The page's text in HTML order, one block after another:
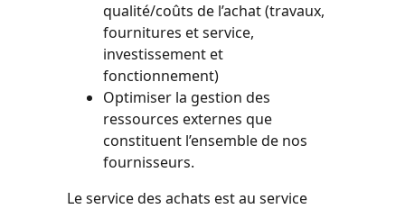
qualité/coûts de l’achat (travaux,
fournitures et service,
investissement et
fonctionnement)
Optimiser la gestion des
ressources externes que
constituent l’ensemble de nos
fournisseurs.
Le service des achats est au service